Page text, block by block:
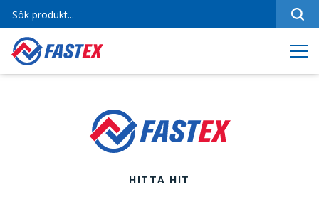
HITTA HIT
Varumärken
Jobba hos oss